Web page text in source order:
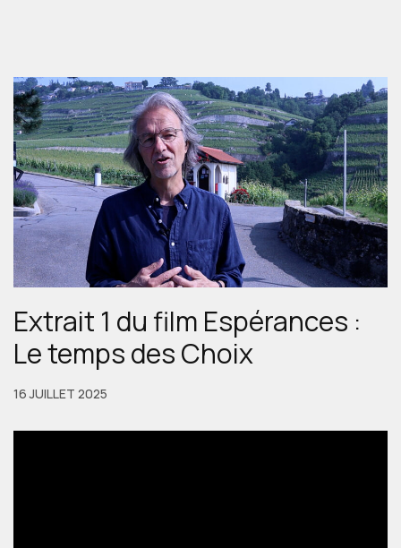
Extrait 1 du film Espérances :
Le temps des Choix
16 JUILLET 2025